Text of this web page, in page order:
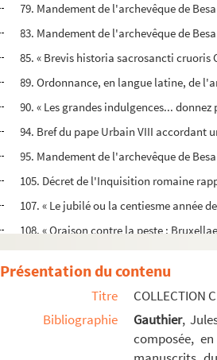
79. Mandement de l'archevêque de
83. Mandement de l'archevêque de
85. « Brevis historia sacrosancti
89. Ordonnance, en langue latine, de
90. « Les grandes indulgences...
94. Bref du pape Urbain VIII accordant
95. Mandement de l'archevêque de
105. Décret de l'Inquisition romaine
107. « Le jubilé ou la centiesme année
108. « Oraison contre la peste ;
111. « ...Universitatis Lovaniensis
116 - 2. « Narratio rerum gestarum in
117. Mandement de l'archevêque de
119. Mandement de l'archevêque de
Présentation du contenu
Titre
COLLECTION
Bibliographie
Gauthier,
composée,